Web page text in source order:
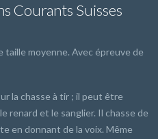
Courants Suisses
taille moyenne. Avec épreuve de
la chasse à tir ; il peut être
renard et le sanglier. Il chasse de
en donnant de la voix. Même